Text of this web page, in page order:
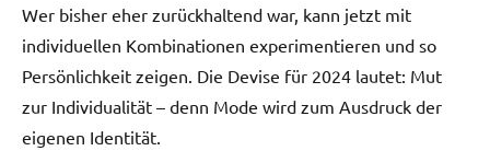
Wer bisher eher zurückhaltend war, kann jetzt mit
individuellen Kombinationen experimentieren und so
Persönlichkeit zeigen. Die Devise für 2024 lautet: Mut
zur Individualität – denn Mode wird zum Ausdruck der
eigenen Identität.